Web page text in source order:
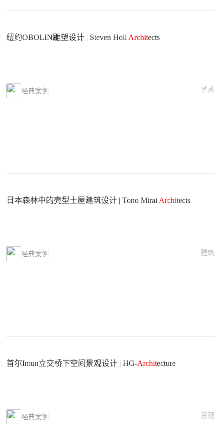
纽约OBOLIN雕塑设计 | Steven Holl Architects
经典案例 艺术
日本森林中的壳型土屋建筑设计 | Tono Mirai Architects
经典案例 建筑
首尔Imun立交桥下空间景观设计 | HG-Architecture
经典案例 景观